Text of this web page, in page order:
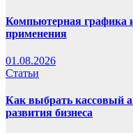
Компьютерная графика
применения
01.08.2026
Статьи
Как выбрать кассовый
развития бизнеса